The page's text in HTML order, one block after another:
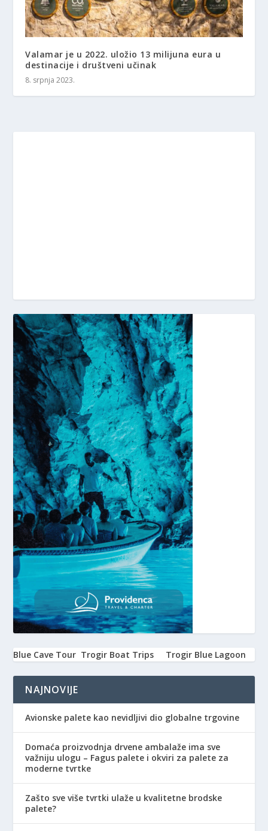
Valamar je u 2022. uložio 13 milijuna eura u
destinacije i društveni učinak
8. srpnja 2023.
Blue Cave Tour Trogir Boat Trips Trogir Blue Lagoon
NAJNOVIJE
Avionske palete kao nevidljivi dio globalne trgovine
Domaća proizvodnja drvene ambalaže ima sve
važniju ulogu – Fagus palete i okviri za palete za
moderne tvrtke
Zašto sve više tvrtki ulaže u kvalitetne brodske
palete?